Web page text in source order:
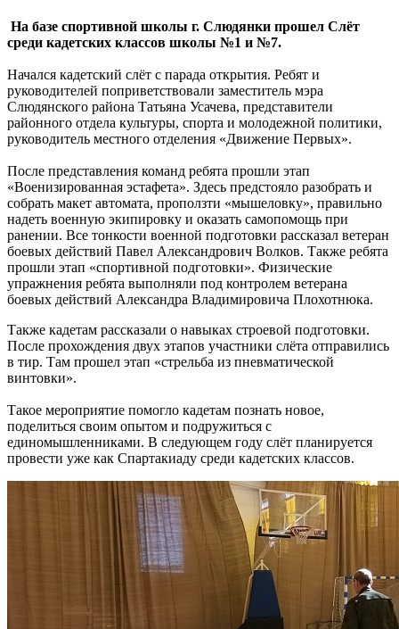
На базе спортивной школы г. Слюдянки прошел Слёт
среди кадетских классов школы №1 и №7.
Начался кадетский слёт с парада открытия. Ребят и
руководителей поприветствовали заместитель мэра
Слюдянского района Татьяна Усачева, представители
районного отдела культуры, спорта и молодежной политики,
руководитель местного отделения «Движение Первых».
После представления команд ребята прошли этап
«Военизированная эстафета». Здесь предстояло разобрать и
собрать макет автомата, проползти «мышеловку», правильно
надеть военную экипировку и оказать самопомощь при
ранении. Все тонкости военной подготовки рассказал ветеран
боевых действий Павел Александрович Волков. Также ребята
прошли этап «спортивной подготовки». Физические
упражнения ребята выполняли под контролем ветерана
боевых действий Александра Владимировича Плохотнюка.
Также кадетам рассказали о навыках строевой подготовки.
После прохождения двух этапов участники слёта отправились
в тир. Там прошел этап «стрельба из пневматической
винтовки».
Такое мероприятие помогло кадетам познать новое,
поделиться своим опытом и подружиться с
единомышленниками. В следующем году слёт планируется
провести уже как Спартакиаду среди кадетских классов.